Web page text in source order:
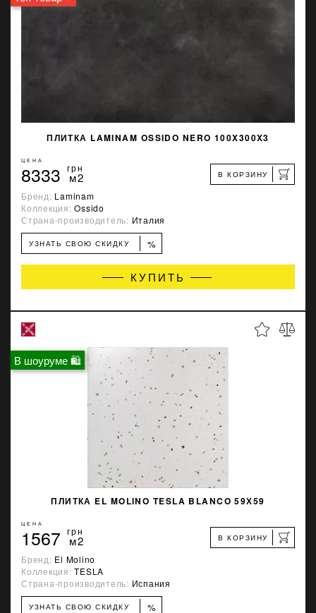
ПЛИТКА LAMINAM OSSIDO NERO 100X300X3
ЦЕНА
8333 грн
м2 В КОРЗИНУ
Бренд: Laminam
Коллекция:Ossido
Страна-производитель: Италия
УЗНАТЬ СВОЮ СКИДКУ %
КУПИТЬ
В шоуруме 🛍
ПЛИТКА EL MOLINO TESLA BLANCO 59Х59
ЦЕНА
1567 грн
м2 В КОРЗИНУ
Бренд: El Molino
Коллекция:TESLA
Страна-производитель: Испания
УЗНАТЬ СВОЮ СКИДКУ %